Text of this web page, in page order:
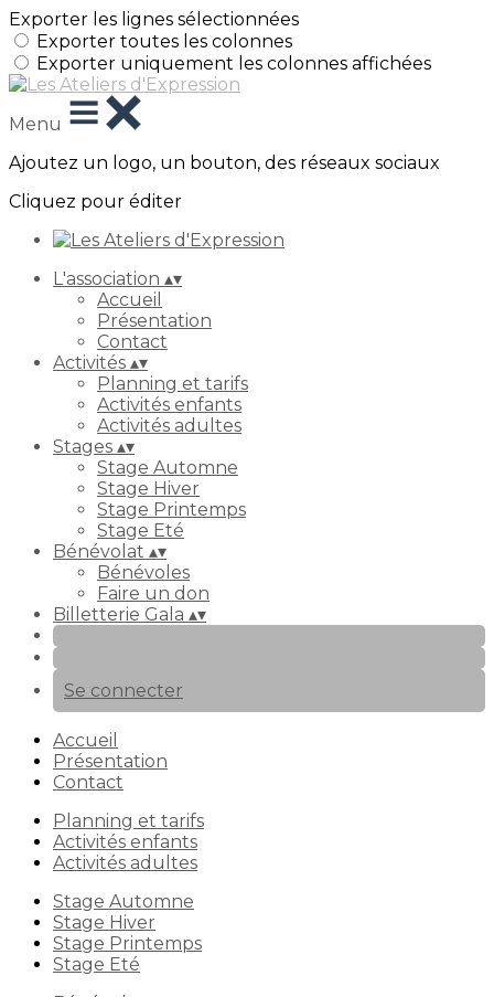
Exporter les lignes sélectionnées
Exporter toutes les colonnes
Exporter uniquement les colonnes affichées
Menu
Ajoutez un logo, un bouton, des réseaux sociaux
Cliquez pour éditer
L'association ▴▾
Accueil
Présentation
Contact
Activités ▴▾
Planning et tarifs
Activités enfants
Activités adultes
Stages ▴▾
Stage Automne
Stage Hiver
Stage Printemps
Stage Eté
Bénévolat ▴▾
Bénévoles
Faire un don
Billetterie Gala ▴▾
Se connecter
Accueil
Présentation
Contact
Planning et tarifs
Activités enfants
Activités adultes
Stage Automne
Stage Hiver
Stage Printemps
Stage Eté